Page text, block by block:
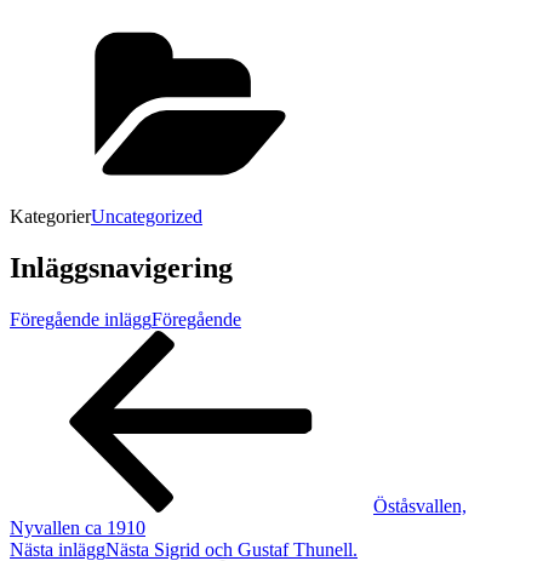
KategorierUncategorized
Inläggsnavigering
Föregående inläggFöregående
Öståsvallen,
Nyvallen ca 1910
Nästa inläggNästa Sigrid och Gustaf Thunell.